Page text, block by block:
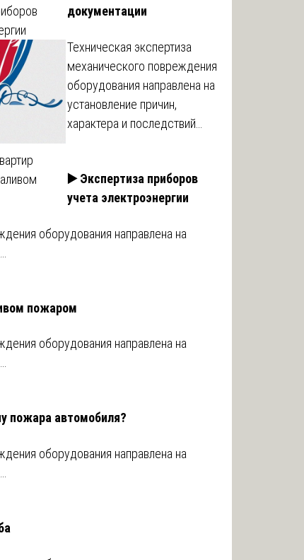
документации
Техническая экспертиза
механического повреждения
оборудования направлена на
установление причин,
характера и последствий…
▶️ Экспертиза приборов
учета электроэнергии
оборудования направлена на
пожаром
оборудования направлена на
пожара автомобиля?
оборудования направлена на